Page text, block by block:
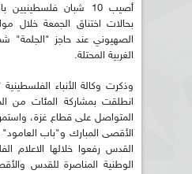
أصيب 10 شبان
بحالات اختناق الجمعة خلال
الصهيوني عند حاجز "الجلمة"
الغربية المحتلة.
وذكرت وكالة الأنباء
انطلقت بمشاركة المئات من
المتواصل على قطاع غزة،
الأقصى المبارك و"باب
القدس رفعوا خلالها الاعلام
الوطنية المناصرة للقدس